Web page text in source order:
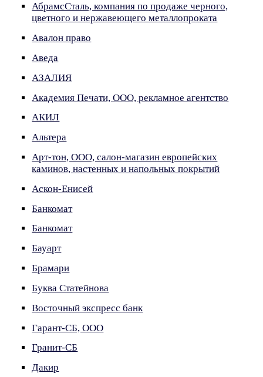
АбрамсСталь, компания по продаже черного,
цветного и нержавеющего металлопроката
Авалон право
Аведа
АЗАЛИЯ
Академия Печати, ООО, рекламное агентство
АКИЛ
Альтера
Арт-тон, ООО, салон-магазин европейских
каминов, настенных и напольных покрытий
Аскон-Енисей
Банкомат
Банкомат
Бауарт
Брамари
Буква Статейнова
Восточный экспресс банк
Гарант-СБ, ООО
Гранит-СБ
Дакир